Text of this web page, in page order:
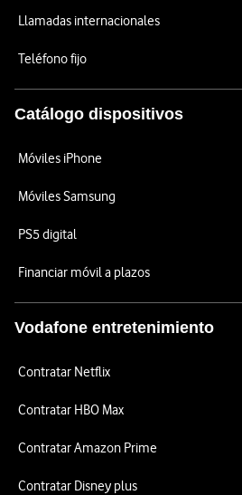
Llamadas internacionales
Teléfono fijo
Catálogo dispositivos
Móviles iPhone
Móviles Samsung
PS5 digital
Financiar móvil a plazos
Vodafone entretenimiento
Contratar Netflix
Contratar HBO Max
Contratar Amazon Prime
Contratar Disney plus